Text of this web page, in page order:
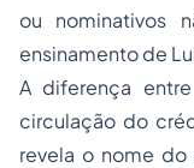
ou nominativos
ensinamento de
A diferença
circulação do
revela o nome